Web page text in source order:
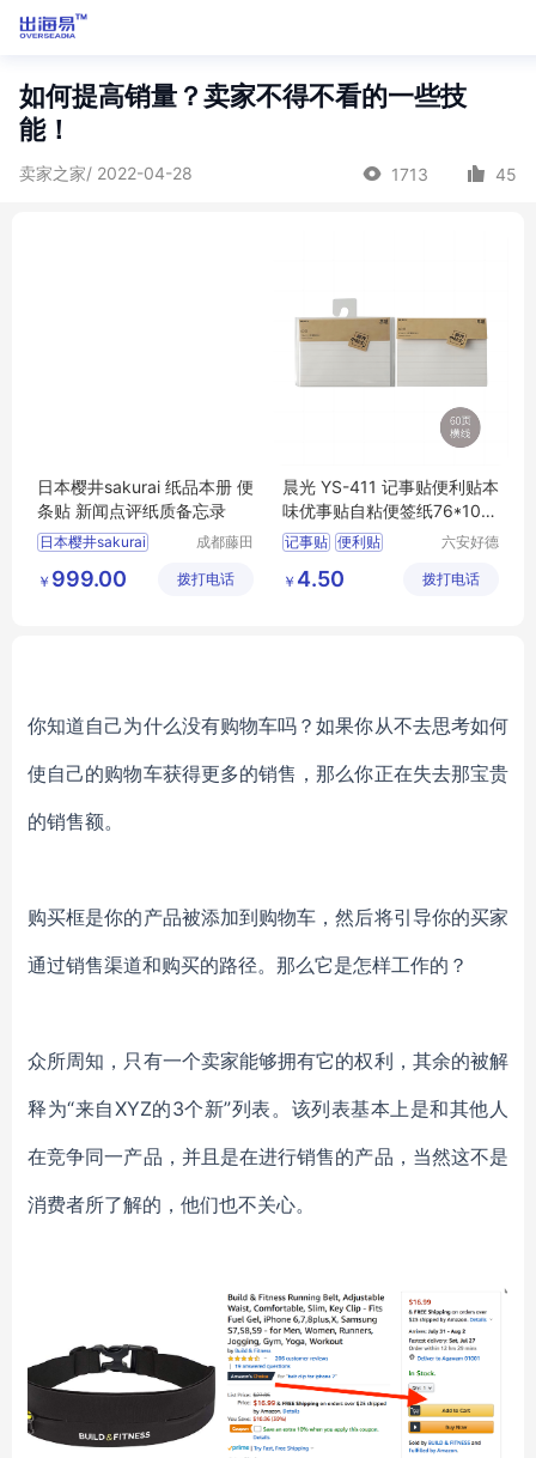
如何提高销量？卖家不得不看的一些技
能！
卖家之家/ 2022-04-28 1713 45
日本樱井sakurai 纸品本册 便
条贴 新闻点评纸质备忘录
日本樱井sakurai
成都藤田
公司
￥ 999.00 拨打电话
晨光 YS-411 记事贴便利贴本
味优事贴自粘便签纸76*101
mm-60页横线
记事贴 便利贴
六安好德
公司
￥ 4.50 拨打电话
你知道自己为什么没有购物车吗？如果你从不去思考如何
使自己的购物车获得更多的销售，那么你正在失去那宝贵
的销售额。
购买框是你的产品被添加到购物车，然后将引导你的买家
通过销售渠道和购买的路径。那么它是怎样工作的？
众所周知，只有一个卖家能够拥有它的权利，其余的被解
释为“来自XYZ的3个新”列表。该列表基本上是和其他人
在竞争同一产品，并且是在进行销售的产品，当然这不是
消费者所了解的，他们也不关心。